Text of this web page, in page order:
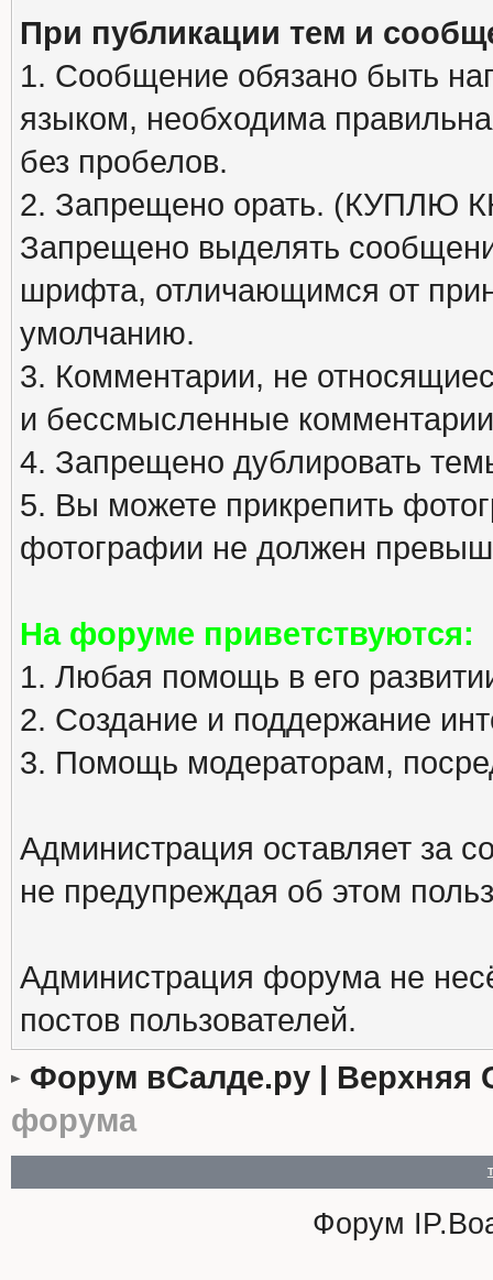
При публикации тем и
1. Сообщение обязано быть
языком, необходима
без пробелов.
2. Запрещено орать. (КУПЛЮ
Запрещено выделять
шрифта, отличающимся от
умолчанию.
3. Комментарии, не
и бессмысленные
4. Запрещено дублировать
5. Вы можете прикрепить
фотографии не должен
На форуме приветствуются:
1. Любая помощь в его
2. Создание и поддержание
3. Помощь модераторам,
Администрация оставляет за
не предупреждая об этом
Администрация форума не
постов пользователей.
Форум вСалде.ру | Верхняя
форума
Форум